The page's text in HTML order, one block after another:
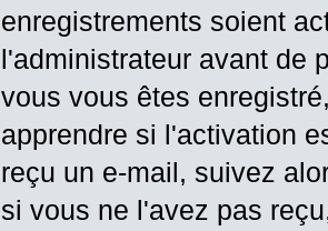
enregistrements soient
l'administrateur avant de
vous vous êtes
apprendre si l'activation
reçu un e-mail, suivez
si vous ne l'avez pas